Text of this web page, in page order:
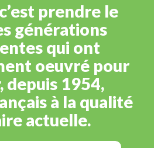
prendre le
générations
qui ont
oeuvré pour
depuis 1954,
à la qualité
actuelle.